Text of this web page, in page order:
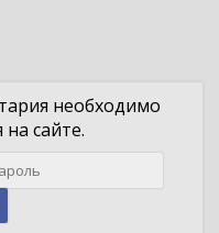
необходимо
сайте.